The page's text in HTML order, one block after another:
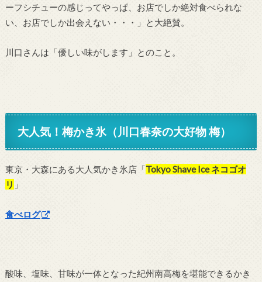
ーフシチューの感じってやっぱ、お店でしか絶対食べられな
い、お店でしか出会えない・・・」と大絶賛。
川口さんは「優しい味がします」とのこと。
大人気！梅かき氷（川口春奈の大好物 梅）
東京・大森にある大人気かき氷店「Tokyo Shave Ice ネコゴオ
リ 」
食べログ
酸味、塩味、甘味が一体となった紀州南高梅を堪能できるかき